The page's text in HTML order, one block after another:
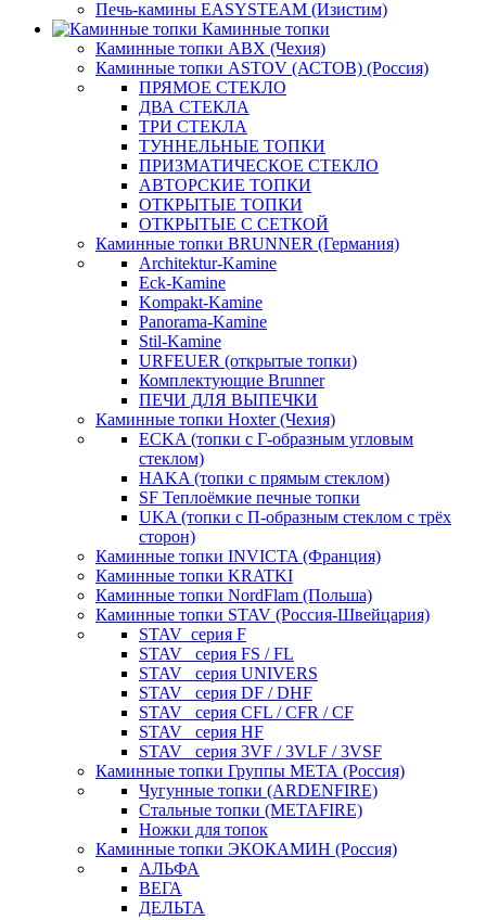
Печь-камины EASYSTEAM (Изистим)
Каминные топки
Каминные топки ABX (Чехия)
Каминные топки ASTOV (АСТОВ) (Россия)
ПРЯМОЕ СТЕКЛО
ДВА СТЕКЛА
ТРИ СТЕКЛА
ТУННЕЛЬНЫЕ ТОПКИ
ПРИЗМАТИЧЕСКОЕ СТЕКЛО
АВТОРСКИЕ ТОПКИ
ОТКРЫТЫЕ ТОПКИ
ОТКРЫТЫЕ С СЕТКОЙ
Каминные топки BRUNNER (Германия)
Architektur-Kamine
Eck-Kamine
Kompakt-Kamine
Panorama-Kamine
Stil-Kamine
URFEUER (открытые топки)
Комплектующие Brunner
ПЕЧИ ДЛЯ ВЫПЕЧКИ
Каминные топки Hoxter (Чехия)
ECKA (топки с Г-образным угловым
стеклом)
HAKA (топки с прямым стеклом)
SF Теплоёмкие печные топки
UKA (топки с П-образным стеклом с трёх
сторон)
Каминные топки INVICTA (Франция)
Каминные топки KRATKI
Каминные топки NordFlam (Польша)
Каминные топки STAV (Россия-Швейцария)
STAV_серия F
STAV_ серия FS / FL
STAV_ серия UNIVERS
STAV_ серия DF / DHF
STAV_ серия CFL / CFR / CF
STAV_ серия HF
STAV_ серия 3VF / 3VLF / 3VSF
Каминные топки Группы МЕТА (Россия)
Чугунные топки (ARDENFIRE)
Стальные топки (METAFIRE)
Ножки для топок
Каминные топки ЭКОКАМИН (Россия)
АЛЬФА
ВЕГА
ДЕЛЬТА